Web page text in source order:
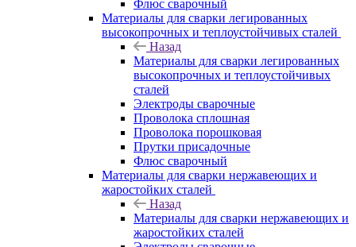
Флюс сварочный
Материалы для сварки легированных
высокопрочных и теплоустойчивых сталей
Назад
Материалы для сварки легированных
высокопрочных и теплоустойчивых
сталей
Электроды сварочные
Проволока сплошная
Проволока порошковая
Прутки присадочные
Флюс сварочный
Материалы для сварки нержавеющих и
жаростойких сталей
Назад
Материалы для сварки нержавеющих и
жаростойких сталей